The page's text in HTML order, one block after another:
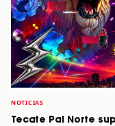
NOTICIAS
Tecate Pal Norte